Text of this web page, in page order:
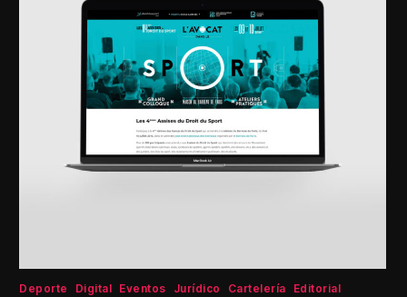
Deporte Digital Eventos Jurídico Cartelería
Editorial